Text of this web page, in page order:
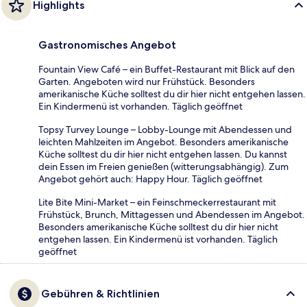
Highlights
Gastronomisches Angebot
Fountain View Café – ein Buffet-Restaurant mit Blick auf den
Garten. Angeboten wird nur Frühstück. Besonders
amerikanische Küche solltest du dir hier nicht entgehen lassen.
Ein Kindermenü ist vorhanden. Täglich geöffnet
Topsy Turvey Lounge – Lobby-Lounge mit Abendessen und
leichten Mahlzeiten im Angebot. Besonders amerikanische
Küche solltest du dir hier nicht entgehen lassen. Du kannst
dein Essen im Freien genießen (witterungsabhängig). Zum
Angebot gehört auch: Happy Hour. Täglich geöffnet
Lite Bite Mini-Market – ein Feinschmeckerrestaurant mit
Frühstück, Brunch, Mittagessen und Abendessen im Angebot.
Besonders amerikanische Küche solltest du dir hier nicht
entgehen lassen. Ein Kindermenü ist vorhanden. Täglich
geöffnet
Gebühren & Richtlinien